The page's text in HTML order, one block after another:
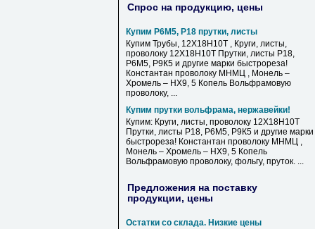
Спрос на продукцию, цены
Купим Р6М5, Р18 прутки, листы
Купим Трубы, 12Х18Н10Т , Круги, листы,
проволоку 12Х18Н10Т Прутки, листы Р18,
Р6М5, Р9К5 и другие марки быстрореза!
Константан проволоку МНМЦ , Монель –
Хромель – НХ9, 5 Копель Вольфрамовую
проволоку, ...
Купим прутки вольфрама, нержавейки!
Купим: Круги, листы, проволоку 12Х18Н10Т
Прутки, листы Р18, Р6М5, Р9К5 и другие марки
быстрореза! Константан проволоку МНМЦ ,
Монель – Хромель – НХ9, 5 Копель
Вольфрамовую проволоку, фольгу, пруток. ...
Предложения на поставку
продукции, цены
Остатки со склада. Низкие цены